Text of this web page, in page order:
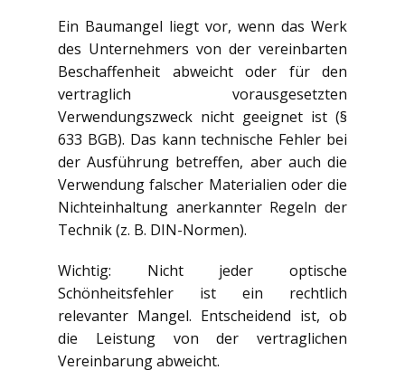
Ein Baumangel liegt vor, wenn das Werk
des Unternehmers von der vereinbarten
Beschaffenheit abweicht oder für den
vertraglich vorausgesetzten
Verwendungszweck nicht geeignet ist (§
633 BGB). Das kann technische Fehler bei
der Ausführung betreffen, aber auch die
Verwendung falscher Materialien oder die
Nichteinhaltung anerkannter Regeln der
Technik (z. B. DIN-Normen).
Wichtig: Nicht jeder optische
Schönheitsfehler ist ein rechtlich
relevanter Mangel. Entscheidend ist, ob
die Leistung von der vertraglichen
Vereinbarung abweicht.